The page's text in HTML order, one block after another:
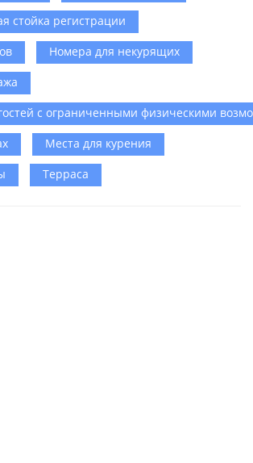
стойка регистрации
Номера для некурящих
с ограниченными физическими
Места для курения
Терраса